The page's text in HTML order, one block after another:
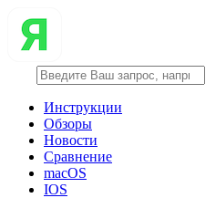
Инструкции
Обзоры
Новости
Сравнение
macOS
IOS